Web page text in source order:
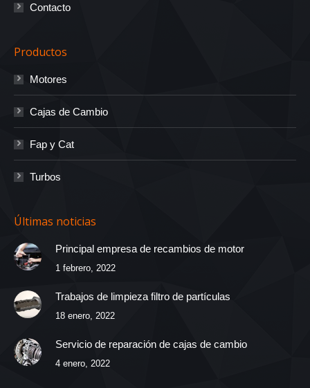
Contacto
Productos
Motores
Cajas de Cambio
Fap y Cat
Turbos
Últimas noticias
Principal empresa de recambios de motor
1 febrero, 2022
Trabajos de limpieza filtro de partículas
18 enero, 2022
Servicio de reparación de cajas de cambio
4 enero, 2022